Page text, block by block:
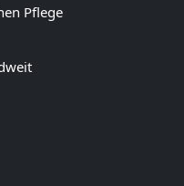
Pflege